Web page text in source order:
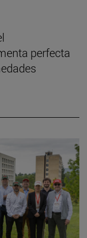
perfecta